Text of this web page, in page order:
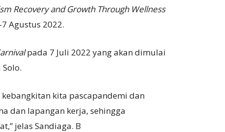
Recovery and Growth Through Wellness
Agustus 2022.
pada 7 Juli 2022 yang akan dimulai
kita pascapandemi dan
dan lapangan kerja, sehingga
jelas Sandiaga. B